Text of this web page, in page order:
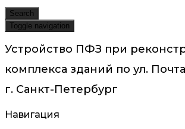
Search
Toggle navigation
Устройство ПФЗ при
комплекса зданий по ул.
г. Санкт-Петербург
Навигация